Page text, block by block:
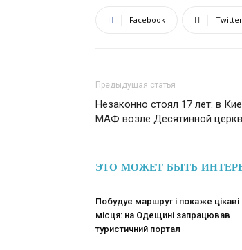
Facebook Twitter
Предыдущая статья
Незаконно стоял 17 лет: в
МАФ возле Десятинной
ЭТО МОЖЕТ БЫТЬ
Побудує маршрут і покаже цікаві
місця: на Одещині запрацював
туристичний портал